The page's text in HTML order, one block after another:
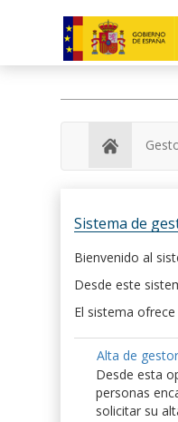
Sistema de
Bienvenido al
Desde este
El sistema
Alta de gestor
Desde esta
personas
solicitar su